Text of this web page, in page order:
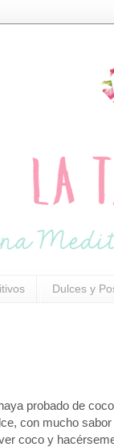
Dulces y
probado de
con mucho
coco y